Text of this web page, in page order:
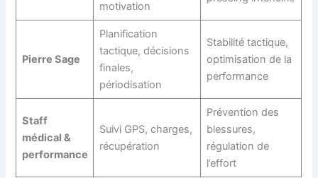
motivation
Pierre Sage
Planification
tactique, décisions
finales,
périodisation
Stabilité tactique,
optimisation de la
performance
Staff
médical &
performance
Suivi GPS, charges,
récupération
Prévention des
blessures,
régulation de
l’effort